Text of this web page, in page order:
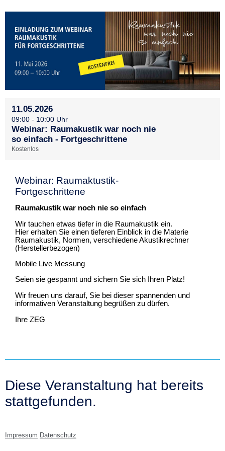
11.05.2026
09:00 - 10:00 Uhr
Webinar: Raumakustik war noch nie
so einfach - Fortgeschrittene
Kostenlos
Webinar: Raumaktustik-
Fortgeschrittene
Raumakustik war noch nie so einfach
Wir tauchen etwas tiefer in die Raumakustik ein.
Hier erhalten Sie einen tieferen Einblick in die Materie
Raumakustik, Normen, verschiedene Akustikrechner
(Herstellerbezogen)
Mobile Live Messung
Seien sie gespannt und sichern Sie sich Ihren Platz!
Wir freuen uns darauf, Sie bei dieser spannenden und
informativen Veranstaltung begrüßen zu dürfen.
Ihre ZEG
Diese Veranstaltung hat bereits
stattgefunden.
Impressum Datenschutz